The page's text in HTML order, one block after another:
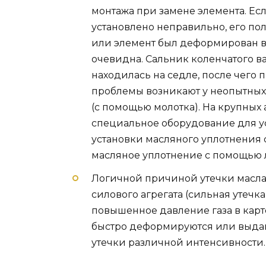
монтажа при замене элемента.
установлено неправильно, его
или элемент был деформирован
очевидна. Сальник коленчатого
находилась на седле, после
проблемы возникают у
(с помощью молотка). На крупных
специальное оборудование для
установки масляного
масляное уплотнение с помощью
Логичной причиной утечки масла
силового агрегата (сильная
повышенное давление газа в
быстро деформируются или
утечки различной интенсивности.